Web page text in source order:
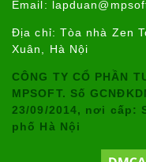
Email:
Địa chỉ: Tòa nhà Zen
Xuân, Hà Nội
CÔNG TY CỔ PHẦN
MPSOFT. Số
23/09/2014, nơi cấp:
phố Hà Nội